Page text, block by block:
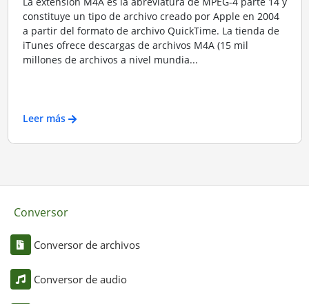
constituye un tipo de archivo creado por Apple en 2004
a partir del formato de archivo QuickTime. La tienda de
iTunes ofrece descargas de archivos M4A (15 mil
millones de archivos a nivel mundia...
Leer más
Conversor
Conversor de archivos
Conversor de audio